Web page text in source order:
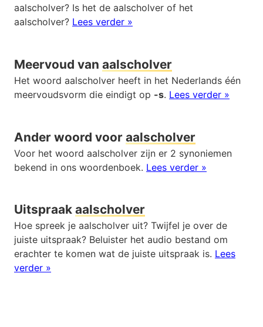
aalscholver? Is het de aalscholver of het
aalscholver? Lees verder »
Meervoud van aalscholver
Het woord aalscholver heeft in het Nederlands één
meervoudsvorm die eindigt op -s. Lees verder »
Ander woord voor aalscholver
Voor het woord aalscholver zijn er 2 synoniemen
bekend in ons woordenboek. Lees verder »
Uitspraak aalscholver
Hoe spreek je aalscholver uit? Twijfel je over de
juiste uitspraak? Beluister het audio bestand om
erachter te komen wat de juiste uitspraak is. Lees
verder »